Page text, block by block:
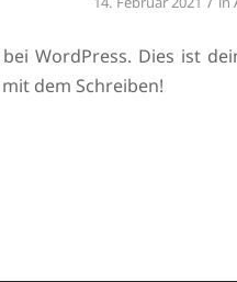
WordPress. Dies ist
dem Schreiben!